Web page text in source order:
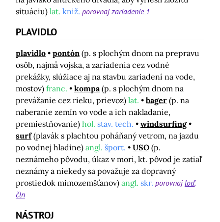
situáciu) lat. kniž. porovnajzariadenie 1
PLAVIDLO
plavidlo pontón (p. s plochým dnom na prepravu
osôb, najmä vojska, a zariadenia cez vodné
prekážky, slúžiace aj na stavbu zariadení na vode,
mostov) franc. kompa (p. s plochým dnom na
prevážanie cez rieku, prievoz) lat. bager (p. na
naberanie zemín vo vode a ich nakladanie,
premiestňovanie) hol. stav. tech.
windsurfing
surf (plavák s plachtou poháňaný vetrom, na jazdu
po vodnej hladine) angl. šport. USO (p.
neznámeho pôvodu, úkaz v mori, kt. pôvod je zatiaľ
neznámy a niekedy sa považuje za dopravný
prostiedok mimozemšťanov) angl. skr. porovnajloď
čln
NÁSTROJ